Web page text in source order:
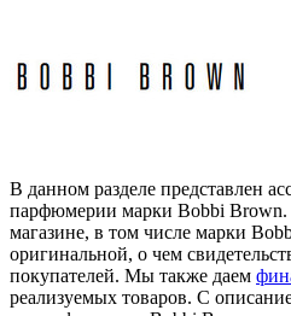
В данном разделе представлен
парфюмерии марки Bobbi
магазине, в том числе марки
оригинальной, о чем
покупателей. Мы также даем
реализуемых товаров. С